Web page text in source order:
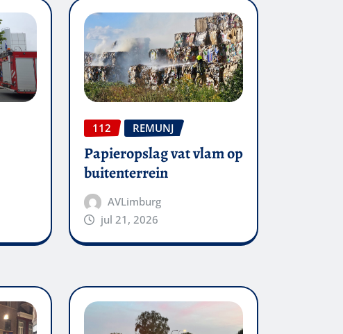
112 REMUNJ
Papieropslag vat vlam op
buitenterrein
AVLimburg
jul 21, 2026